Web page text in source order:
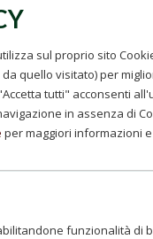
sul proprio sito
quello visitato) per
tutti" acconsenti
in assenza di
per maggiori informazioni
funzionalità di